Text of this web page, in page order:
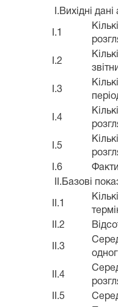
I.Вихідні
I.1
I.2
I.3
I.4
I.5
I.6
II.Базові
II.1
II.2
II.3
II.4
II.5